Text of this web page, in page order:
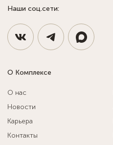
Наши соц.сети:
О Комплексе
О нас
Новости
Карьера
Контакты